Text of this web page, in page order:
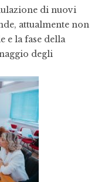
di nuovi
attualmente non
e la fase della
degli